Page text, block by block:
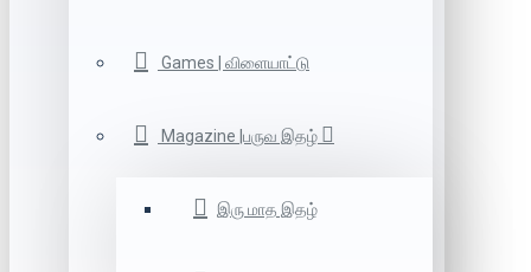
Games | விளையாட்டு
Magazine |பருவ இதழ்
இரு மாத இதழ்